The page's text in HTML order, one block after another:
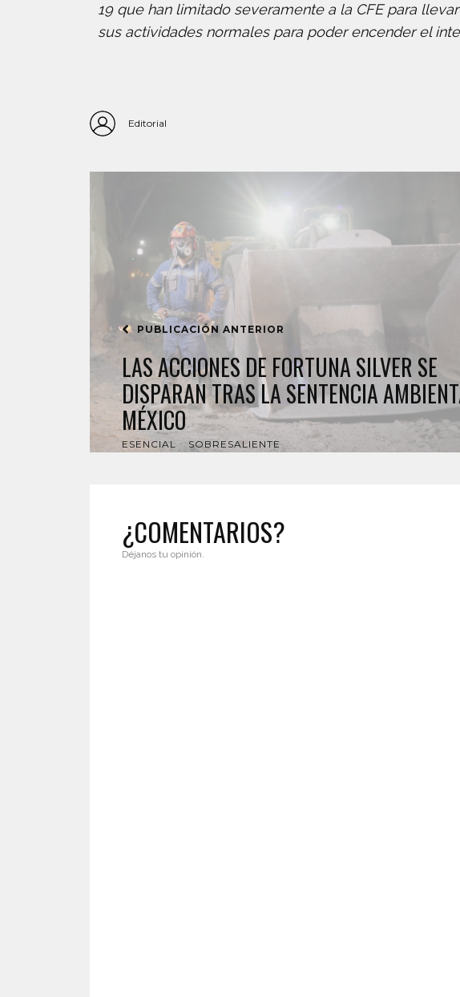
19 que han limitado severamente a la CFE para
sus actividades normales para poder encender el
Editorial
PUBLICACIÓN ANTERIOR
LAS ACCIONES DE FORTUNA SILVER SE
DISPARAN TRAS LA SENTENCIA
MÉXICO
ESENCIAL SOBRESALIENTE
¿COMENTARIOS?
Déjanos tu opinión.